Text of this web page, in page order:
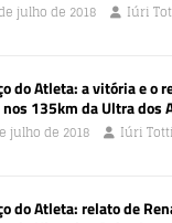
julho de 2018 Iúri
do Atleta: a vitória e o
nos 135km da Ultra dos
julho de 2018 Iúri Totti
do Atleta: relato de